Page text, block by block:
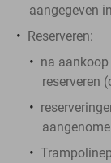
aangegeven
Reserveren:
na
reserveren